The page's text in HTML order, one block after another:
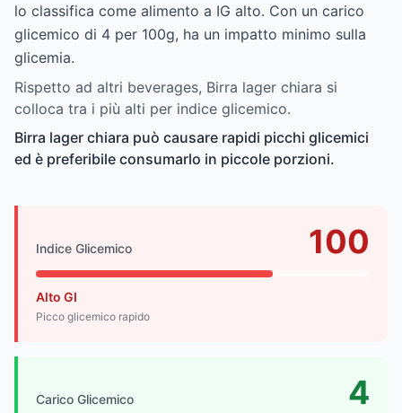
lo classifica come alimento a IG alto. Con un carico
glicemico di 4 per 100g, ha un impatto minimo sulla
glicemia.
Rispetto ad altri beverages, Birra lager chiara si
colloca tra i più alti per indice glicemico.
Birra lager chiara può causare rapidi picchi glicemici
ed è preferibile consumarlo in piccole porzioni.
Indice Glicemico 100
Alto GI
Picco glicemico rapido
Carico Glicemico 4